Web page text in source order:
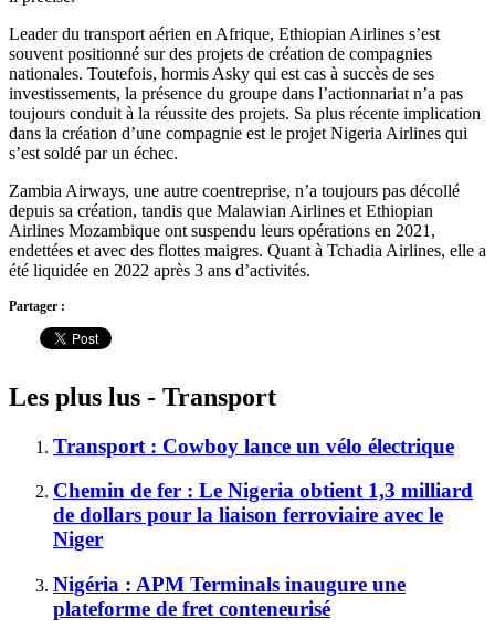
Leader du transport aérien en Afrique, Ethiopian Airlines s’est
souvent positionné sur des projets de création de compagnies
nationales. Toutefois, hormis Asky qui est cas à succès de ses
investissements, la présence du groupe dans l’actionnariat n’a pas
toujours conduit à la réussite des projets. Sa plus récente implication
dans la création d’une compagnie est le projet Nigeria Airlines qui
s’est soldé par un échec.
Zambia Airways, une autre coentreprise, n’a toujours pas décollé
depuis sa création, tandis que Malawian Airlines et Ethiopian
Airlines Mozambique ont suspendu leurs opérations en 2021,
endettées et avec des flottes maigres. Quant à Tchadia Airlines, elle a
été liquidée en 2022 après 3 ans d’activités.
Partager :
Les plus lus - Transport
Transport : Cowboy lance un vélo électrique
Chemin de fer : Le Nigeria obtient 1,3 milliard
de dollars pour la liaison ferroviaire avec le
Niger
Nigéria : APM Terminals inaugure une
plateforme de fret conteneurisé